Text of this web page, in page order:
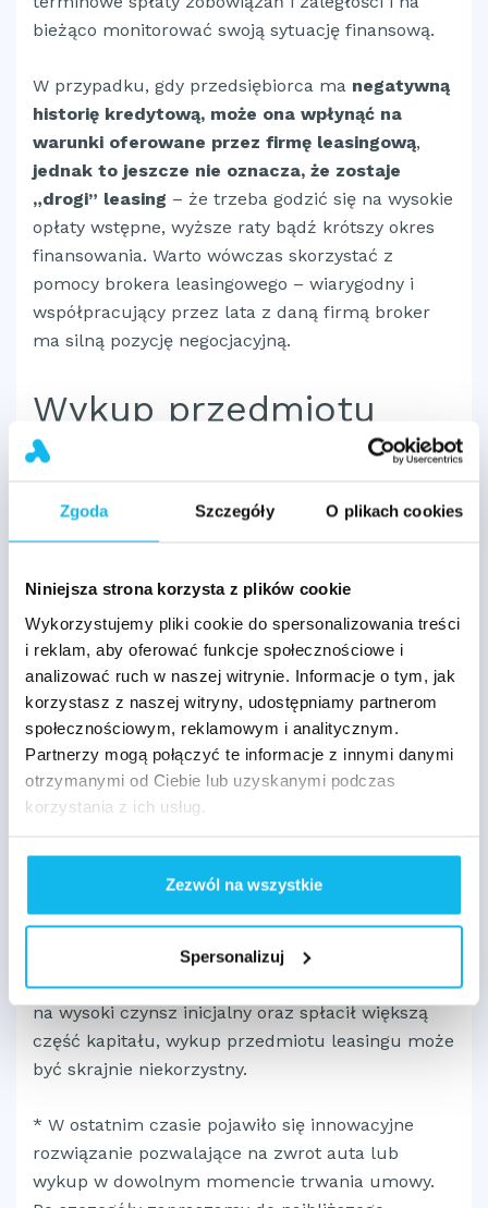
Zgoda Szczegóły O plikach cookies
Niniejsza strona korzysta z plików cookie
Wykorzystujemy pliki cookie do spersonalizowania treści
i reklam, aby oferować funkcje społecznościowe i
analizować ruch w naszej witrynie. Informacje o tym, jak
korzystasz z naszej witryny, udostępniamy partnerom
społecznościowym, reklamowym i analitycznym.
Partnerzy mogą połączyć te informacje z innymi danymi
otrzymanymi od Ciebie lub uzyskanymi podczas
korzystania z ich usług.
Zezwól na wszystkie
Spersonalizuj
bieżąco monitorować swoją sytuację finansową.
W przypadku, gdy przedsiębiorca ma negatywną
historię kredytową, może ona wpłynąć na
warunki oferowane przez firmę leasingową,
jednak to jeszcze nie oznacza, że zostaje
„drogi” leasing – że trzeba godzić się na wysokie
opłaty wstępne, wyższe raty bądź krótszy okres
finansowania. Warto wówczas skorzystać z
pomocy brokera leasingowego – wiarygodny i
współpracujący przez lata z daną firmą broker
ma silną pozycję negocjacyjną.
Wykup przedmiotu
leasingu przed
upływem 40% okresu
Aby urząd skarbowy uznał umowę leasingu,
powinnaona trwać co najmniej 40%
normatywnego czasu amortyzacji jej
przedmiotu*,czyli przykładowo dla auta
osobowego są to dwa lata. W przeciwnym razie
fiskus może w trakcie kontroli żądać usunięcia z
firmowych kosztów rat leasingu i uiszczenia
zaległego podatku. Co więcej, w sytuacji
do sprzedaży przedmiotu leasingu po wartości
rynkowej lub pozostałej do spłaty, ale bez
zdyskontowanych odsetek zależnie od tego, która
jest wyższa. Gdy leasingobiorca zdecydował się
na wysoki czynsz inicjalny oraz spłacił większą
część kapitału, wykup przedmiotu leasingu może
być skrajnie niekorzystny.
* W ostatnim czasie pojawiło się innowacyjne
rozwiązanie pozwalające na zwrot auta lub
wykup w dowolnym momencie trwania umowy.